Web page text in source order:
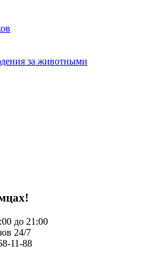
за животными
до 21:00
24/7
11-88